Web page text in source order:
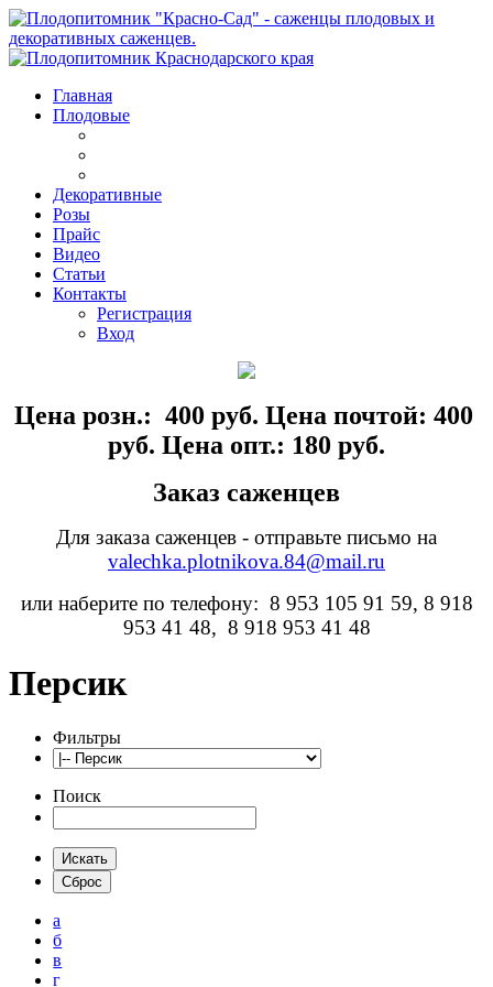
Главная
Плодовые
Декоративные
Розы
Прайс
Видео
Статьи
Контакты
Регистрация
Вход
Цена розн.: 400 руб. Цена почтой: 400
руб. Цена опт.: 180 руб.
Заказ саженцев
Для заказа саженцев - отправьте письмо на
valechka.plotnikova.84@mail.ru
или наберите по телефону: 8 953 105 91 59, 8 918
953 41 48, 8 918 953 41 48
Персик
Фильтры
Поиск
а
б
в
г